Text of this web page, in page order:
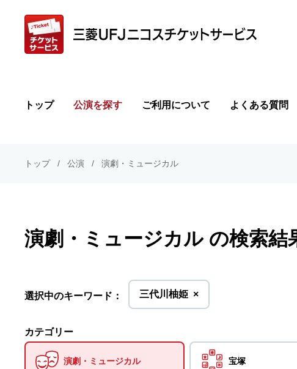
トップ 公演を探す ご利用について よくある質問
トップ 公演 演劇・ミュージカル
演劇・ミュージカル の検索結
選択中のキーワード： 三代川柚姫を
削
×
カテゴリー
演劇・ ミュージカル 宝塚